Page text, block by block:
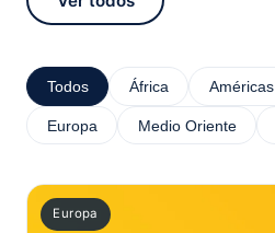
Todos África Américas
Europa Medio Oriente
Europa